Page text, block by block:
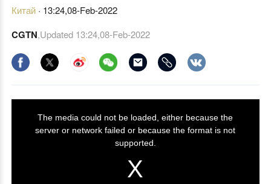
Китай· 13:24,08-Feb-2022
CGTN,Updated13:24,08-Feb-2022
The media could not be loaded, either because the
server or network failed or because the format is not
supported.